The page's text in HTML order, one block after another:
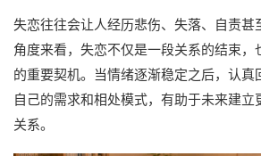
失恋往往会让人经历悲伤、失落、自责甚
角度来看，失恋不仅是一段关系的结束，
的重要契机。当情绪逐渐稳定之后，认真
自己的需求和相处模式，有助于未来建立
关系。